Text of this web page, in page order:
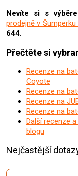
Nevíte si s
prodejně v Šumperku
644.
Přečtěte si
Recenze na
Coyote
Recenze na
Recenze na
Recenze na
Další recenze
blogu
Nejčastější